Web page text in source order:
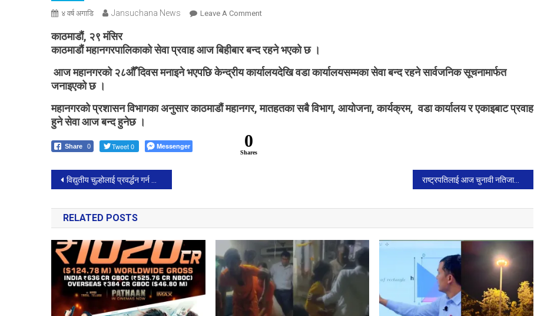
४ वर्ष अगाडि Jansuchana News Leave A CommentOn
महानगरको
सेवा
रहने।
काठमाडौं, २९ मंसिर
काठमाडौं महानगरपालिकाको सेवा प्रवाह आज बिहीबार बन्द रहने भएको छ ।
आज महानगरको २८औँ दिवस मनाइने भएपछि केन्द्रीय कार्यालयदेखि वडा कार्यालयसम्मका सेवा बन्द रहने सार्वजनिक सूचनामार्फत
जनाइएको छ ।
महानगरको प्रशासन विभागका अनुसार काठमाडौं महानगर, मातहतका सबै विभाग, आयोजना, कार्यक्रम, वडा कार्यालय र एकाइबाट प्रवाह
हुने सेवा आज बन्द हुनेछ ।
Share 0 Tweet 0 Messenger 0
Shares
Post
navigation
विद्युतीय चुल्होलाई प्रवर्द्धन गर्न जरुरी। राष्ट्रपतिलाई आज चुनावी नतिजाको प्रतिवेदन बुझाउँदै आयोग।
RELATED POSTS